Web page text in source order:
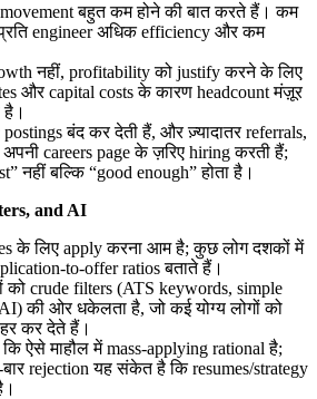
बहुत कम होने की बात करते हैं। कम
engineer अधिक efficiency और कम
नहीं, profitability को justify करने के लिए
और capital costs के कारण headcount मंज़ूर
है।
बंद कर देती हैं, और ज़्यादातर referrals,
careers page के ज़रिए hiring करती हैं;
नहीं बल्कि “good enough” होता है।
and AI
के लिए apply करना आम है; कुछ लोग दशकों में
to-offer ratios बताते हैं।
को crude filters (ATS keywords, simple
की ओर धकेलता है, जो कई योग्य लोगों को
कर देते हैं।
ऐसे माहौल में mass-applying rational है;
rejection यह संकेत है कि resumes/strategy